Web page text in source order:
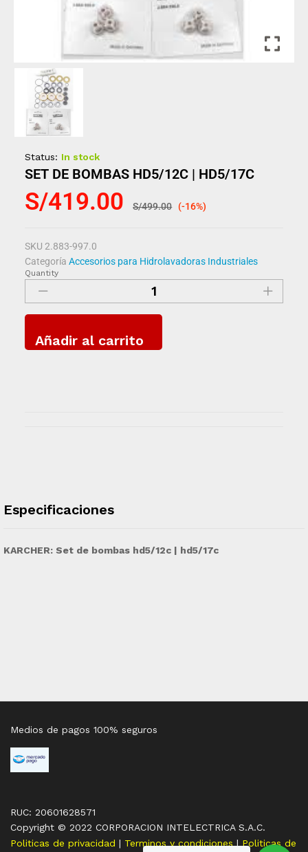
Status: In stock
SET DE BOMBAS HD5/12C | HD5/17C
S/419.00 S/499.00 (-16%)
SKU2.883-997.0
Categoría Accesorios para Hidrolavadoras Industriales
Quantity
Añadir al carrito
Especificaciones
KARCHER: Set de bombas hd5/12c | hd5/17c
RUC: 20601628571
Copyright © 2022 CORPORACION INTELECTRICA S.A.C.
Medios de pagos 100% seguros
Politicas de privacidad | Terminos y condiciones|Politicas de